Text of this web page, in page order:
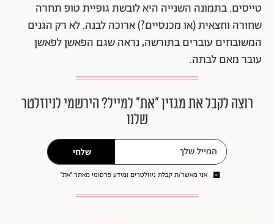
טייסים. בתמונה השנייה היא לובשת גופיית טופ תחרה
שחורה וחצאית (או מכנסיים?) ארוכה לבנה. לא רק הגנים
המשובחים עוברים בתורשה, נראה שגם הפאשן לפאשן
עובר מאם לבתה.
רוצה לקבל את מגזין ״את״ למייל? הירשמי לניוזלטר
שלנו
שלחי
אני מאשר/ת קבלת ניוזלטרים ומידע פרסומי מאתר ״את״